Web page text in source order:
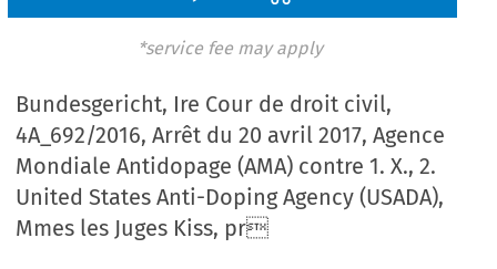
*service fee may apply
Bundesgericht, Ire Cour de droit civil,
4A_692/2016, Arrêt du 20 avril 2017, Agence
Mondiale Antidopage (AMA) contre 1. X., 2.
United States Anti-Doping Agency (USADA),
Mmes les Juges Kiss, pr